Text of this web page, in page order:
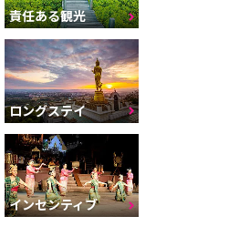
責任ある観光
ロングステイ
インセンティブ